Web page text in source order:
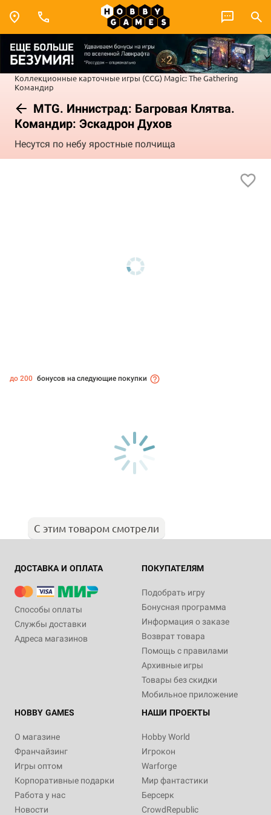
Коллекционные карточные игры (CCG) Magic: The Gathering
Командир
MTG. Иннистрад: Багровая Клятва.
Командир: Эскадрон Духов
Несутся по небу яростные полчища
до 200 бонусов на следующие покупки
С этим товаром смотрели
ДОСТАВКА И ОПЛАТА
Способы оплаты
Службы доставки
Адреса магазинов
ПОКУПАТЕЛЯМ
Подобрать игру
Бонусная программа
Информация о заказе
Возврат товара
Помощь с правилами
Архивные игры
Товары без скидки
Мобильное приложение
HOBBY GAMES
О магазине
Франчайзинг
Игры оптом
Корпоративные подарки
Работа у нас
Новости
НАШИ ПРОЕКТЫ
Hobby World
Игрокон
Warforge
Мир фантастики
Берсерк
CrowdRepublic